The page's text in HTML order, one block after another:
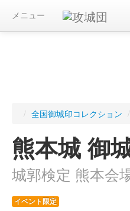
メニュー
/ 全国御城印コレクション /
熊本城 御
城郭検定 熊本会
イベント限定